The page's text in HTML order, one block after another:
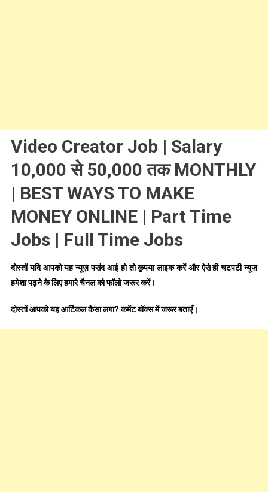
Video Creator Job | Salary
10,000 से 50,000 तक MONTHLY
| BEST WAYS TO MAKE
MONEY ONLINE | Part Time
Jobs | Full Time Jobs
दोस्तों यदि आपको यह न्यूज़ पसंद आई हो तो कृपया लाइक करें और ऐसे ही चटपटी न्यूज़
हमेशा पढ़ने के लिए हमारे चैनल को फॉलो जरूर करें।
दोस्तों आपको यह आर्टिकल कैसा लगा? कमेंट बॉक्स में जरूर बताएँ।